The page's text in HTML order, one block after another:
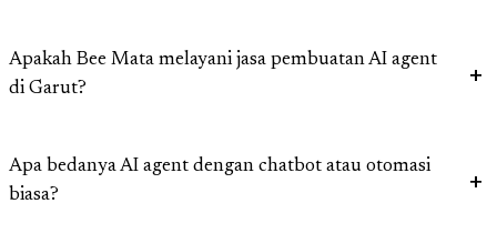
Apakah Bee Mata melayani jasa pembuatan AI agent
di Garut?
Apa bedanya AI agent dengan chatbot atau otomasi
biasa?